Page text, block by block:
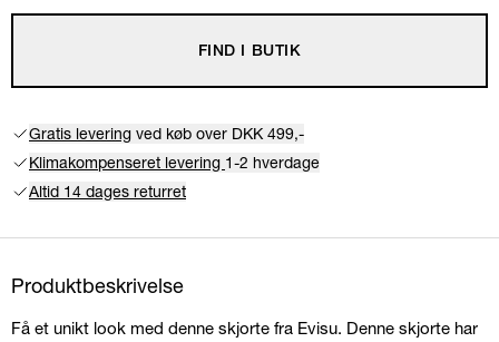
FIND I BUTIK
Gratis levering ved køb over DKK 499,-
Klimakompenseret levering 1-2 hverdage
Altid 14 dages returret
Produktbeskrivelse
Få et unikt look med denne skjorte fra Evisu. Denne skjorte har